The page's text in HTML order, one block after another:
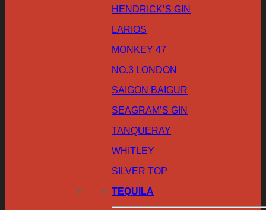
HENDRICK’S GIN
LARIOS
MONKEY 47
NO.3 LONDON
SAIGON BAIGUR
SEAGRAM’S GIN
TANQUERAY
WHITLEY
SILVER TOP
TEQUILA